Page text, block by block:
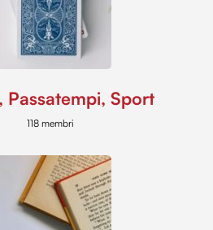
Passatempi, Sport
118 membri